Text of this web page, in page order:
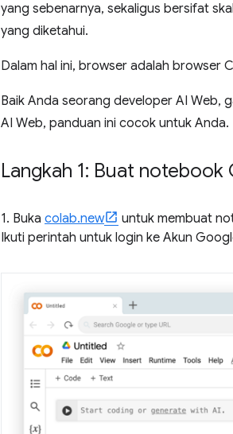
yang sebenarnya, sekaligus bersifat
yang diketahui.
Dalam hal ini, browser adalah browser
Baik Anda seorang developer AI Web,
AI Web, panduan ini cocok untuk Anda.
Langkah 1: Buat
1. Buka colab.new
untuk membuat
Ikuti perintah untuk login ke Akun